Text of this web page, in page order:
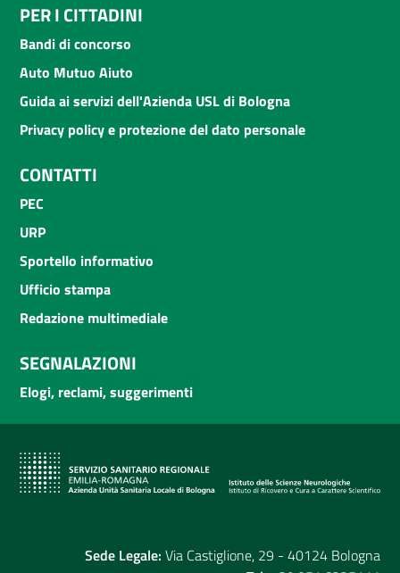
PER I CITTADINI
Bandi di concorso
Auto Mutuo Aiuto
Guida ai servizi dell'Azienda USL di Bologna
Privacy policy e protezione del dato personale
CONTATTI
PEC
URP
Sportello informativo
Ufficio stampa
Redazione multimediale
SEGNALAZIONI
Elogi, reclami, suggerimenti
Sede Legale: Via Castiglione, 29 - 40124 Bologna